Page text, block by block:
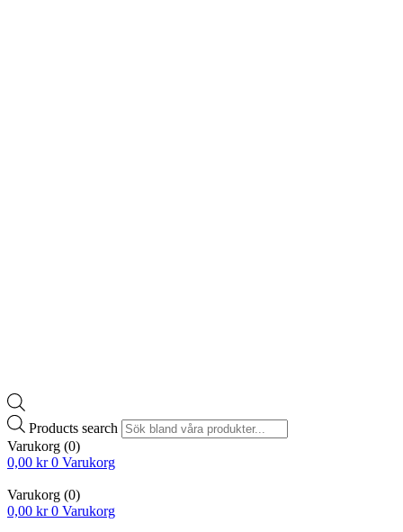
Products search
Varukorg (0)
0,00 kr 0 Varukorg
Varukorg (0)
0,00 kr 0 Varukorg